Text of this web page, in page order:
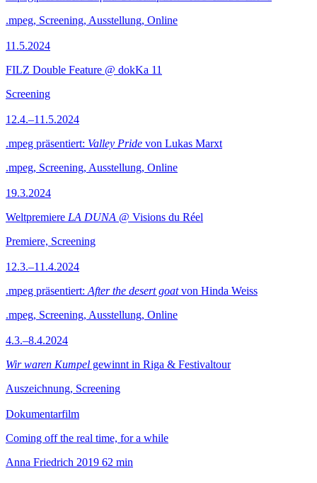
.mpeg, Screening, Ausstellung, Online
11.5.2024
FILZ Double Feature @ dokKa 11
Screening
12.4.–11.5.2024
.mpeg präsentiert: Valley Pride von Lukas Marxt
.mpeg, Screening, Ausstellung, Online
19.3.2024
Weltpremiere LA DUNA @ Visions du Réel
Premiere, Screening
12.3.–11.4.2024
.mpeg präsentiert: After the desert goatvon Hinda Weiss
.mpeg, Screening, Ausstellung, Online
4.3.–8.4.2024
Wir waren Kumpel gewinnt in Riga & Festivaltour
Auszeichnung, Screening
Dokumentarfilm
Coming off the real time, for a while
Anna Friedrich 2019 62 min